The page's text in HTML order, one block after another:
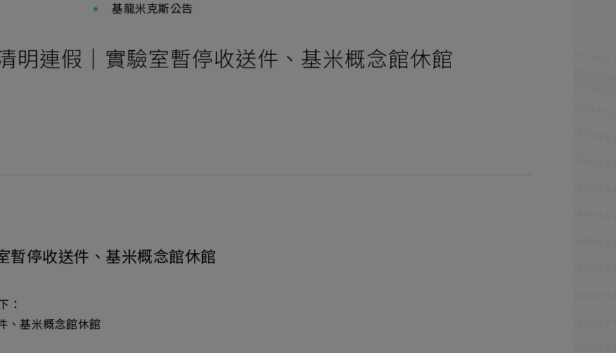
基龍米克斯公告
連假｜實驗室暫停收送件、基米概念館休館
停收送件、基米概念館休館
：
基米概念館休館